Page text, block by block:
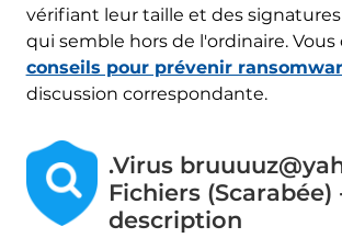
vérifiant leur taille et des
qui semble hors de l'ordinaire. Vous
conseils pour prévenir
discussion correspondante.
.Virus
Fichiers (Scarabée)
description